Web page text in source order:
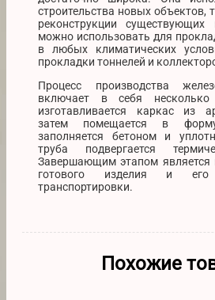
строительства новых объектов,
реконструкции
можно использовать для
в любых климатических
прокладки тоннелей и
Процесс производства
включает в себя несколько
изготавливается каркас из
затем помещается в
заполняется бетоном и
труба подвергается
Завершающим этапом является
готового изделия и
транспортировки.
Похожие